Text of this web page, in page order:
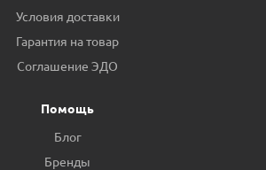
Условия доставки
Гарантия на товар
Соглашение ЭДО
Помощь
Блог
Бренды